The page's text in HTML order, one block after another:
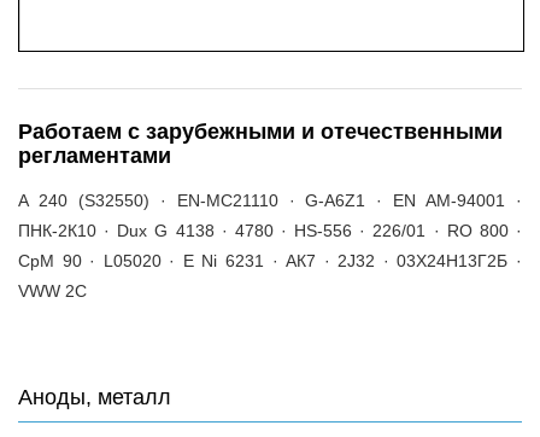
Аноды, металл
Работаем с зарубежными и отечественными
регламентами
A 240 (S32550) · EN-MC21110 · G-A6Z1 · EN AM-94001 ·
ПНК-2К10 · Dux G 4138 · 4780 · HS-556 · 226/01 · RO 800 ·
СрМ 90 · L05020 · E Ni 6231 · АК7 · 2J32 · 03Х24Н13Г2Б ·
VWW 2C